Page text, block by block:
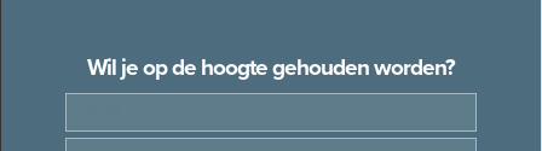
Wil je op de hoogte gehouden worden?